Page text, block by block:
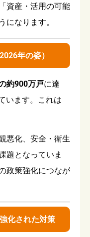
資産・活用の可能
になります。
年の姿）
約900万戸に達
います。これは
悪化、安全・衛生
題となっていま
政策強化につなが
化された対策